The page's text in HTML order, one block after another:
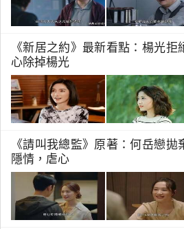
《新居之約》最新看點：楊光
心除掉楊光
《請叫我總監》原著：何岳戀
隱情，虐心